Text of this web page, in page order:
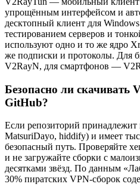
упрощённым интерфейсом и
десктопный клиент для
тестированием серверов и
используют одно и то же ядро
же подписки и протоколы. Для
V2RayN, для смартфонов —
Безопасно ли скачивать
GitHub?
Если репозиторий
MatsuriDayo, hiddify) и имеет
безопасный путь. Проверяйте
и не загружайте сборки с
десятками звёзд. По данным
30% пиратских VPN-сборок